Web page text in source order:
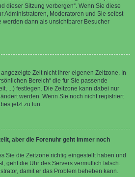
dieser Sitzung verbergen“. Wenn Sie diese
Administratoren, Moderatoren und Sie selbst
werden dann als unsichtbarer Besucher
Zeit nicht Ihrer eigenen Zeitzone. In
Bereich“ die für Sie passende
...) festlegen. Die Zeitzone kann dabei nur
werden. Wenn Sie noch nicht registriert
jetzt zu tun.
aber die Forenuhr geht immer noch
Sie die Zeitzone richtig eingestellt haben und
geht die Uhr des Servers vermutlich falsch.
damit er das Problem beheben kann.